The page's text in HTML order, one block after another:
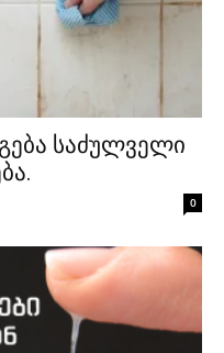
საძულველი
0